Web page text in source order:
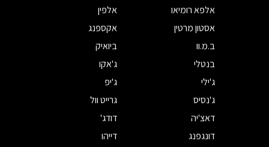
אלפא רומיאו
אלפין
אסטון מרטין
אקספנג
ב.מ.וו
ביואיק
בנטלי
ג'אקו
ג'ילי
ג'יפ
ג'נסיס
גרייט וול
דאצ'יה
דודג'
דונגפנג
דייהו